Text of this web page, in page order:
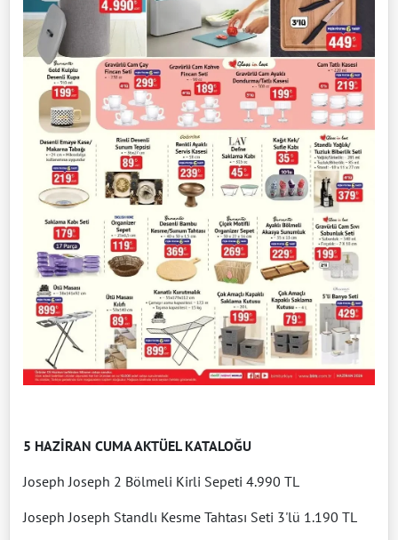
5 HAZİRAN CUMA AKTÜEL KATALOĞU
Joseph Joseph 2 Bölmeli Kirli Sepeti 4.990 TL
Joseph Joseph Standlı Kesme Tahtası Seti 3'lü 1.190 TL